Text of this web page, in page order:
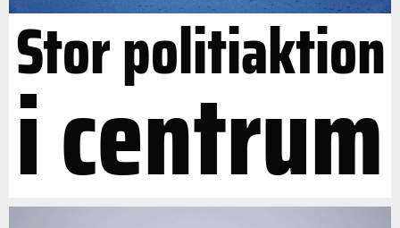
Stor politiaktion
i centrum